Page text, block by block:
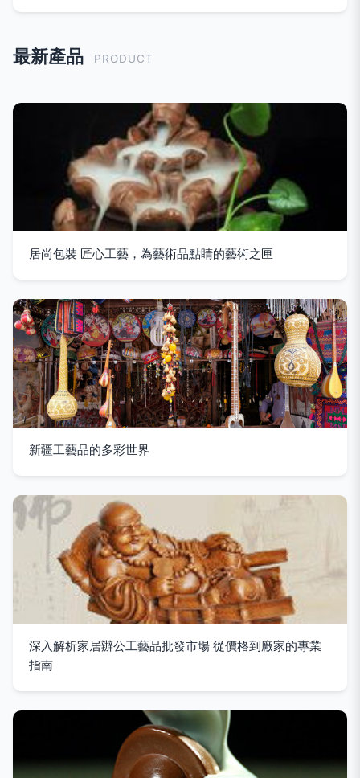
最新產品 PRODUCT
居尚包裝 匠心工藝，為藝術品點睛的藝術之匣
新疆工藝品的多彩世界
深入解析家居辦公工藝品批發市場 從價格到廠家的專業
指南